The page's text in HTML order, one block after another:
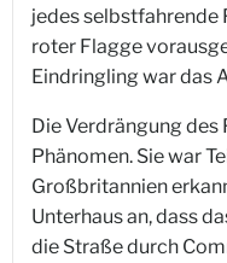
jedes selbstfahrende
roter Flagge
Eindringling war das
Die Verdrängung des
Phänomen. Sie war
Großbritannien
Unterhaus an, dass
die Straße durch